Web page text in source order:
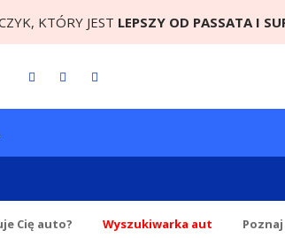
KTÓRY JEST LEPSZY OD PASSATA I
Cię auto? Wyszukiwarka aut